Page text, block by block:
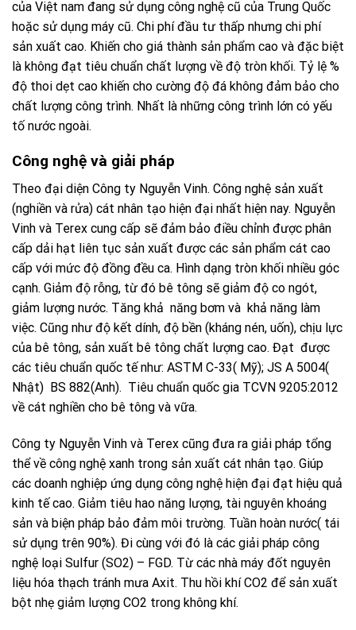
của Việt nam đang sử dụng công nghệ cũ của Trung Quốc
hoặc sử dụng máy cũ. Chi phí đầu tư thấp nhưng chi phí
sản xuất cao. Khiến cho giá thành sản phẩm cao và đặc biệt
là không đạt tiêu chuẩn chất lượng về độ tròn khối. Tỷ lệ %
độ thoi dẹt cao khiến cho cường độ đá không đảm bảo cho
chất lượng công trình. Nhất là những công trình lớn có yếu
tố nước ngoài.
Công nghệ và giải pháp
Theo đại diện Công ty Nguyễn Vinh. Công nghệ sản xuất
(nghiền và rửa) cát nhân tạo hiện đại nhất hiện nay. Nguyễn
Vinh và Terex cung cấp sẽ đảm bảo điều chỉnh được phân
cấp dải hạt liên tục sản xuất được các sản phẩm cát cao
cấp với mức độ đồng đều ca. Hình dạng tròn khối nhiều góc
cạnh. Giảm độ rỗng, từ đó bê tông sẽ giảm độ co ngót,
giảm lượng nước. Tăng khả năng bơm và khả năng làm
việc. Cũng như độ kết dính, độ bền (kháng nén, uốn), chịu lực
của bê tông, sản xuất bê tông chất lượng cao. Đạt được
các tiêu chuẩn quốc tế như: ASTM C-33( Mỹ); JS A 5004(
Nhật) BS 882(Anh). Tiêu chuẩn quốc gia TCVN 9205:2012
về cát nghiền cho bê tông và vữa.
Công ty Nguyễn Vinh và Terex cũng đưa ra giải pháp tổng
thể về công nghệ xanh trong sản xuất cát nhân tạo. Giúp
các doanh nghiệp ứng dụng công nghệ hiện đại đạt hiệu quả
kinh tế cao. Giảm tiêu hao năng lượng, tài nguyên khoáng
sản và biện pháp bảo đảm môi trường. Tuần hoàn nước( tái
sử dụng trên 90%). Đi cùng với đó là các giải pháp công
nghệ loại Sulfur (SO2) – FGD. Từ các nhà máy đốt nguyên
liệu hóa thạch tránh mưa Axit. Thu hồi khí CO2 để sản xuất
bột nhẹ giảm lượng CO2 trong không khí.